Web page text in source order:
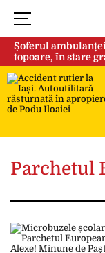
Șoferul
topoare, în stare
spate, ne
Parchetul